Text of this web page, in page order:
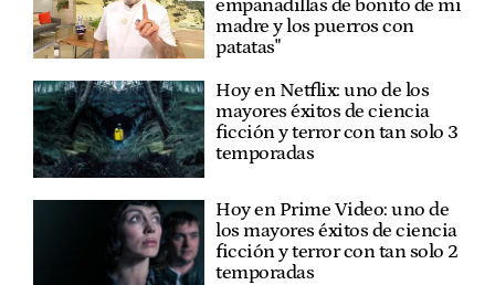
empanadillas de bonito de mi
madre y los puerros con
patatas"
Hoy en Netflix: uno de los
mayores éxitos de ciencia
ficción y terror con tan solo 3
temporadas
Hoy en Prime Video: uno de
los mayores éxitos de ciencia
ficción y terror con tan solo 2
temporadas